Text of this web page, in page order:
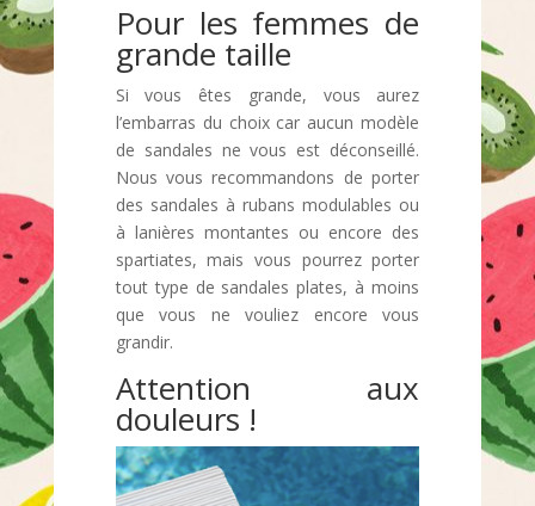
Pour les femmes de
grande taille
Si vous êtes grande, vous aurez
l’embarras du choix car aucun modèle
de sandales ne vous est déconseillé.
Nous vous recommandons de porter
des sandales à rubans modulables ou
à lanières montantes ou encore des
spartiates, mais vous pourrez porter
tout type de sandales plates, à moins
que vous ne vouliez encore vous
grandir.
Attention aux
douleurs !